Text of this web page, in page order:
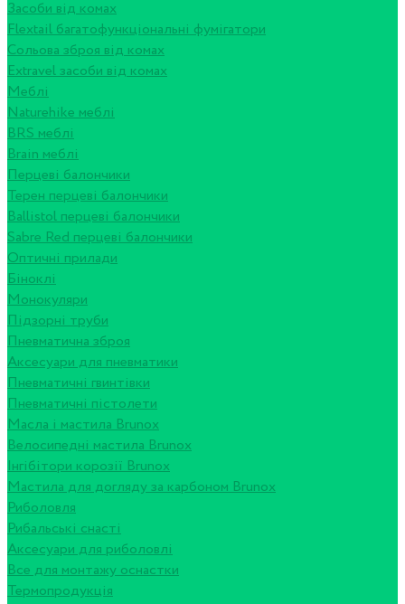
Засоби від комах
Flextail багатофункціональні фумігатори
Сольова зброя від комах
Extravel засоби від комах
Меблі
Naturehike меблі
BRS меблі
Brain меблі
Перцеві балончики
Терен перцеві балончики
Ballistol перцеві балончики
Sabre Red перцеві балончики
Оптичні прилади
Біноклі
Монокуляри
Підзорні труби
Пневматична зброя
Аксесуари для пневматики
Пневматичні гвинтівки
Пневматичні пістолети
Масла і мастила Brunox
Велосипедні мастила Brunox
Інгібітори корозії Brunox
Мастила для догляду за карбоном Brunox
Риболовля
Рибальські снасті
Аксесуари для риболовлі
Все для монтажу оснастки
Термопродукція